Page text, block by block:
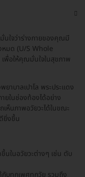
นใจว่าร่างกายของคุณมี
หมด (U/S Whole
พื่อให้คุณมั่นใจในสุขภาพ
ยาบาลเปาโล พระประแดง
ยในช่องท้องได้อย่าง
ห็นภาพอวัยวะได้ในขณะ
ยิ่งขึ้น
นในอวัยวะต่างๆ เช่น ตับ
กับทุกเพศทุกวัย รวมถึง